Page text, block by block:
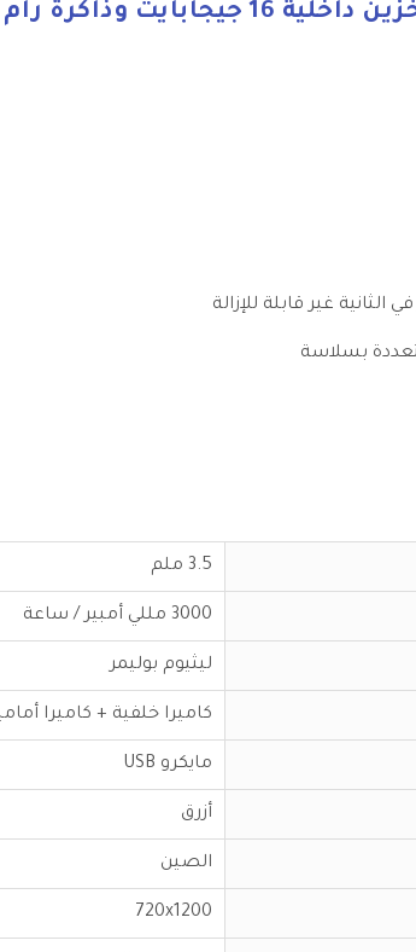
بسلاسة
3.5 ملم
3000 مللي أمبير / ساعة
ليثيوم بوليمر
كاميرا خلفية + كاميرا
مايكرو USB
أزرق
الصين
720x1200